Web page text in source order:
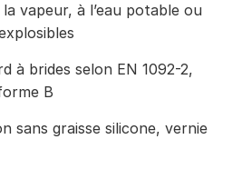
vapeur, à l’eau potable ou
à brides selon EN 1092-2,
B
sans graisse silicone, vernie